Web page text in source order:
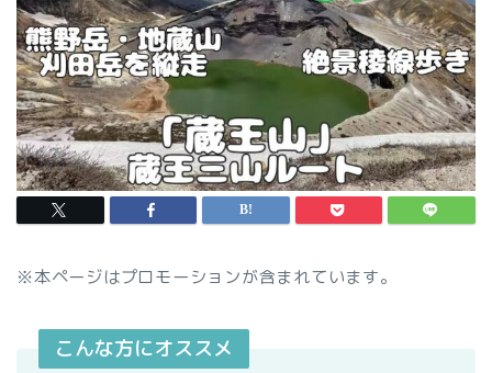
※本ページはプロモーションが含まれています。
こんな方にオススメ